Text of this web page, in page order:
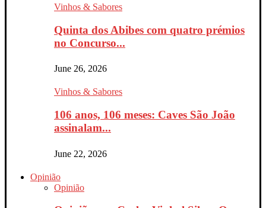
Vinhos & Sabores
Quinta dos Abibes com quatro prémios
no Concurso...
June 26, 2026
Vinhos & Sabores
106 anos, 106 meses: Caves São João
assinalam...
June 22, 2026
Opinião
Opinião